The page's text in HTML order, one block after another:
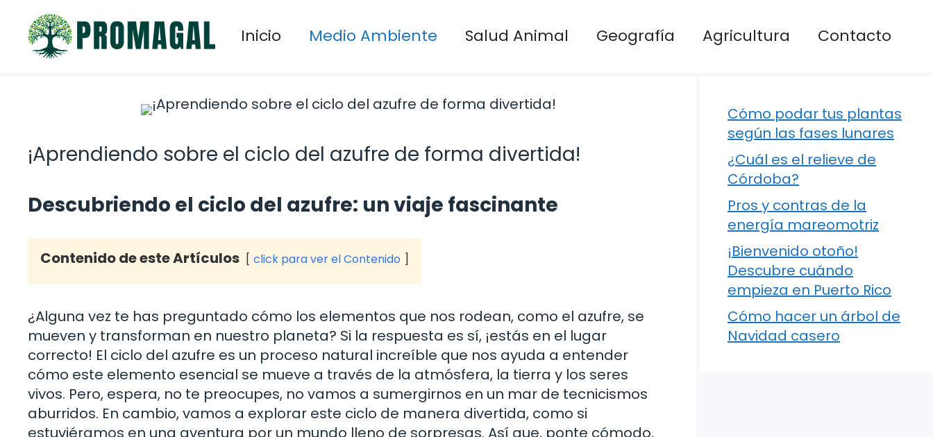
contenido
Inicio Medio Ambiente Salud Animal Geografía Agricultura Contacto
¡Aprendiendo sobre el ciclo del azufre de forma divertida!
Descubriendo el ciclo del azufre: un viaje fascinante
Contenido de este Artículos click para ver el Contenido
¿Alguna vez te has preguntado cómo los elementos que nos rodean, como el azufre, se
mueven y transforman en nuestro planeta? Si la respuesta es sí, ¡estás en el lugar
correcto! El ciclo del azufre es un proceso natural increíble que nos ayuda a entender
cómo este elemento esencial se mueve a través de la atmósfera, la tierra y los seres
vivos. Pero, espera, no te preocupes, no vamos a sumergirnos en un mar de tecnicismos
aburridos. En cambio, vamos a explorar este ciclo de manera divertida, como si
estuviéramos en una aventura por un mundo lleno de sorpresas. Así que, ponte cómodo,
Cómo podar tus plantas
según las fases lunares
¿Cuál es el relieve de
Córdoba?
Pros y contras de la
energía mareomotriz
¡Bienvenido otoño!
Descubre cuándo
empieza en Puerto Rico
Cómo hacer un árbol de
Navidad casero